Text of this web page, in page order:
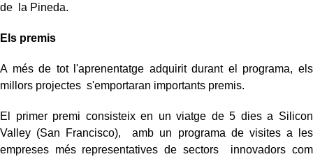
de la Pineda.
Els premis
A més de tot l'aprenentatge adquirit durant el programa, els
millors projectes s'emportaran importants premis.
El primer premi consisteix en un viatge de 5 dies a Silicon
Valley (San Francisco), amb un programa de visites a les
empreses més representatives de sectors innovadors com